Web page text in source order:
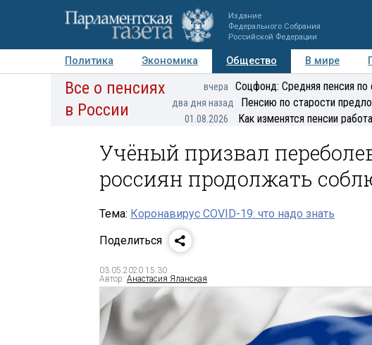
Издание
Федерального Собрания
Российской Федерации
Политика Экономика Общество В мире
Авторы Персоны Мнения Регионы
Все о пенсиях
в России
вчера Соцфонд: Средняя пенсия
два дня назад Пенсию по старости
01.08.2026 Как изменятся пенсии
Учёный призвал
россиян продолжать
Тема: Коронавирус COVID-19: что надо знать
Поделиться
03.05.2020 15:30
Автор: Анастасия Яланская